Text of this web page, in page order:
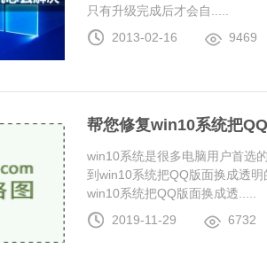
只有升级完成后才会自.....
2013-02-16
9469
帮您修复win10系统把
win10系统是很多电脑用户首选
到win10系统把QQ版面换成透
win10系统把QQ版面换成透.....
2019-11-29
6732